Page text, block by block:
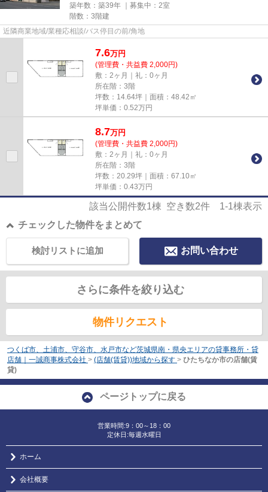
築年数：築39年 ｜募集中： 2室
階数：3階建
近隣商業地域/業種応相談/バス停目の前/角地
7.6万円
(管理費・共益費 2,000円)
敷：2ヶ月｜礼：0ヶ月
所在階：3階
坪数：14.64坪｜面積：48.42㎡
坪単価： 0.52万円
8.7万円
(管理費・共益費 2,000円)
敷：2ヶ月｜礼：0ヶ月
所在階：3階
坪数：20.29坪｜面積：67.10㎡
坪単価： 0.43万円
該当公開件数1棟 空き数2件 1-1棟表示
チェックした物件をまとめて
お問い合わせ
検討リストに追加
さらに条件を絞り込む
物件リクエスト
つくば市、土浦市、守谷市、水戸市など茨城県南・県央エリアの貸事務所・貸
店舗｜一誠商事株式会社 > (店舗(賃貸))地域から探す > ひたちなか市の店舗(賃
貸)
ページトップに戻る
営業時間:9：00～18：00
定休日:毎週水曜日
ホーム
会社概要